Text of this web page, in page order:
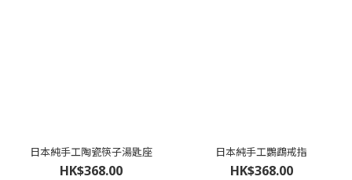
日本純手工陶瓷筷子湯匙座
HK$368.00
日本純手工鸚鵡戒指
HK$368.00